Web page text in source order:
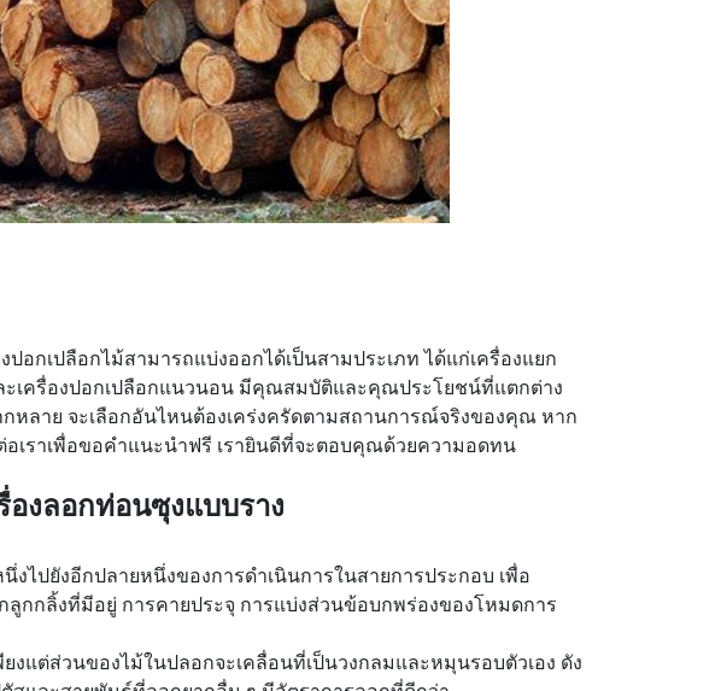
อกเปลือกไม้สามารถแบ่งออกได้เป็นสามประเภท ได้แก่เครื่องแยก
ะเครื่องปอกเปลือกแนวนอน มีคุณสมบัติและคุณประโยชน์ที่แตกต่าง
ลาย จะเลือกอันไหนต้องเคร่งครัดตามสถานการณ์จริงของคุณ หาก
เราเพื่อขอคำแนะนำฟรี เรายินดีที่จะตอบคุณด้วยความอดทน
งลอกท่อนซุงแบบราง
ไปยังอีกปลายหนึ่งของการดำเนินการในสายการประกอบ เพื่อ
กกลิ้งที่มีอยู่ การคายประจุ การแบ่งส่วนข้อบกพร่องของโหมดการ
งแต่ส่วนของไม้ในปลอกจะเคลื่อนที่เป็นวงกลมและหมุนรอบตัวเอง ดัง